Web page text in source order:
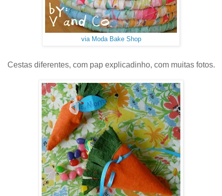
via Moda Bake Shop
Cestas diferentes, com pap explicadinho, com muitas fotos.